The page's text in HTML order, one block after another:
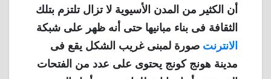
أن الكثير من المدن الأسيوية لا تزال تلتزم بتلك
الثقافة فى بناء مبانيها حتى أنه ظهر على شبكة
الانترنت صورة لمبنى غريب الشكل يقع فى
مدينة هونج كونج يحتوى على عدد من الفتحات